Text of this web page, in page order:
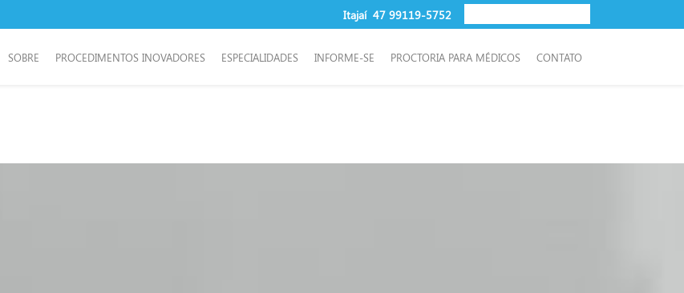
SOBRE PROCEDIMENTOS INOVADORES ESPECIALIDADES INFORME-SE PROCTORIA PARA MÉDICOS CONTATO
Itajaí 47 99119-5752